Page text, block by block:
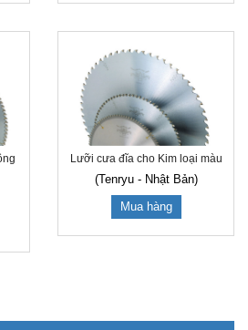
Lưỡi cưa đĩa cho Kim loại màu
(Tenryu - Nhật Bản)
Mua hàng